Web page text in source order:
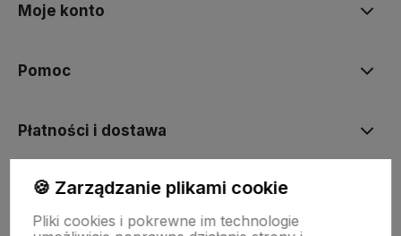
Moje konto
Pomoc
Płatności i dostawa
Informacje
🍪 Zarządzanie plikami cookie
Pliki cookies i pokrewne im technologie